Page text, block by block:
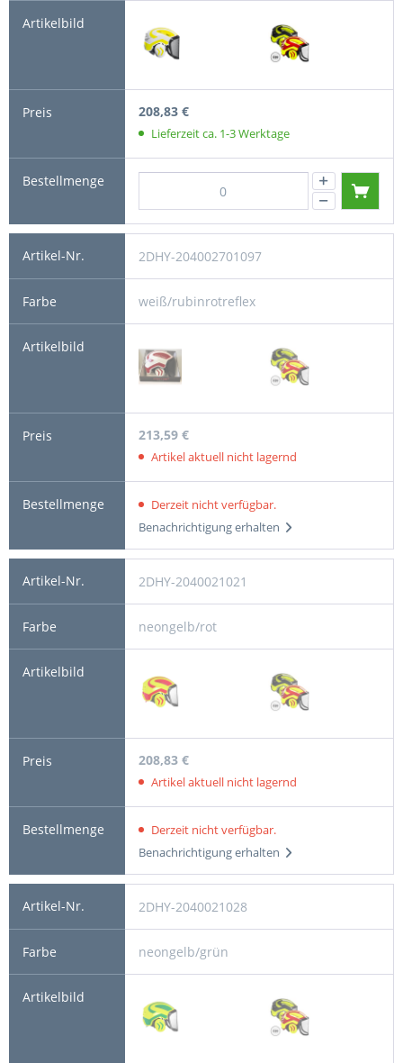
208,83 €
Lieferzeit ca. 1-3 Werktage
2DHY-204002701097
weiß/rubinrotreflex
213,59 €
Artikel aktuell nicht lagernd
Derzeit nicht verfügbar.
Benachrichtigung erhalten
2DHY-2040021021
neongelb/rot
208,83 €
Artikel aktuell nicht lagernd
Derzeit nicht verfügbar.
Benachrichtigung erhalten
2DHY-2040021028
neongelb/grün